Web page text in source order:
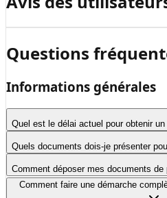
Questions
Informations générales
Quel est le délai actuel pour obtenir
Quels documents dois-je présenter
Comment déposer mes documents de
Comment faire une démarche